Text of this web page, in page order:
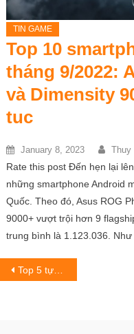
TIN GAME
Top 10
tháng 9/2022:
và Dimensity
tuc
January 8, 2023 Thuy
Rate this post Đến hẹn lại
những smartphone Android
Quốc. Theo đó, Asus ROG
9000+ vượt trội hơn 9
trung bình là 1.123.036.
Post
Top 5 tựa game kinh dị đáng mong chờ nhất trong năm 2023